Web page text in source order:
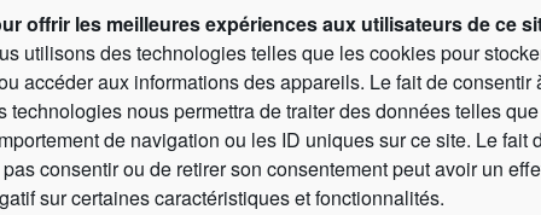
offrir les meilleures expériences aux utilisateurs de ce
utilisons des technologies telles que les cookies pour
accéder aux informations des appareils. Le fait de consentir
technologies nous permettra de traiter des données telles
de navigation ou les ID uniques sur ce site. Le fait
consentir ou de retirer son consentement peut avoir un
sur certaines caractéristiques et fonctionnalités.
Vos partenaires business :
Réseau de compétences pour entreprises